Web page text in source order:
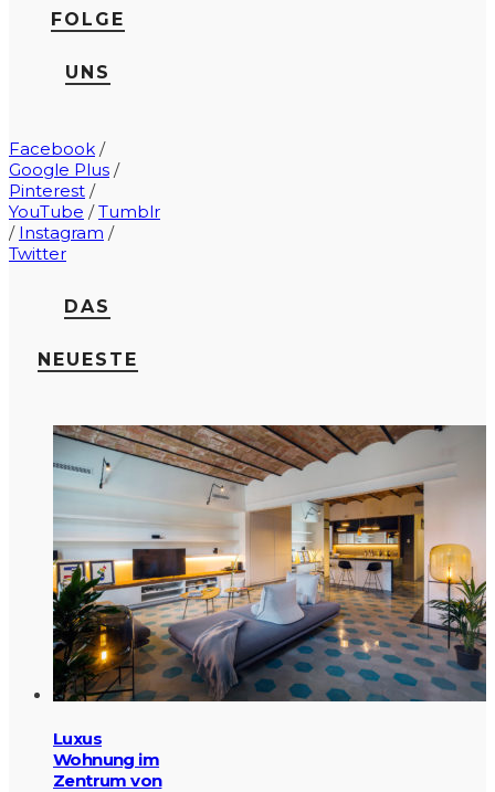
FOLGE
UNS
Facebook /
Google Plus /
Pinterest /
YouTube /Tumblr
/ Instagram /
Twitter
DAS
NEUESTE
Luxus
Wohnung im
Zentrum von